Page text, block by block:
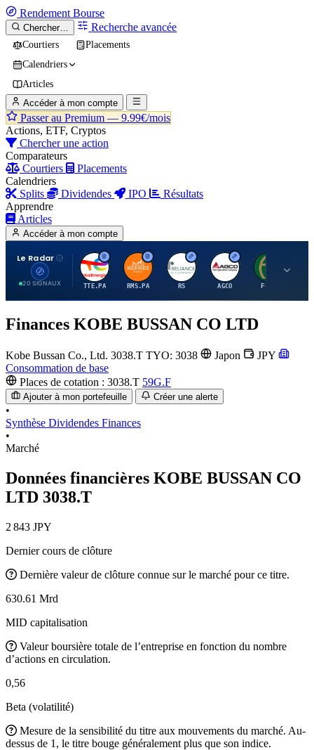
Rendement Bourse
Chercher… Recherche avancée
Courtiers
Placements
Calendriers
Articles
Accéder à mon compte
Passer au Premium — 9.99€/mois
Actions, ETF, Cryptos
Chercher une action
Comparateurs
Courtiers
Placements
Calendriers
Splits
Dividendes IPO
Résultats
Apprendre
Articles
Accéder à mon compte
Le Radar
20 SIGNAUX
T
TTE.PA
H
RMS.PA
R
RS
A
AGCO FCFS
Finances KOBE BUSSAN CO LTD
Kobe Bussan Co., Ltd. 3038.T TYO: 3038 Japon
JPY
Consommation de base
Places de cotation : 3038.T 59G.F
Ajouter à mon portefeuille Créer une alerte
•
Synthèse Dividendes Finances
•
Marché
Données financières KOBE BUSSAN CO
LTD 3038.T
2 843 JPY
Dernier cours de clôture
Dernière valeur de clôture connue sur le marché pour ce titre.
630.61 Mrd
MID capitalisation
Valeur boursière totale de l’entreprise en fonction du nombre
d’actions en circulation.
0,56
Beta (volatilité)
Mesure de la sensibilité du titre aux mouvements du marché. Au-
dessus de 1, le titre bouge généralement plus que son indice.